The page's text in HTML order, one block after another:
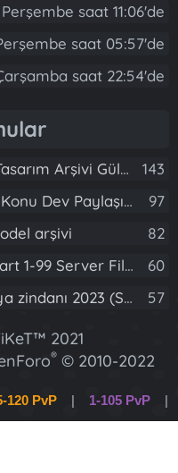
Perşembe saat 11:06'de
saat 05:57'de
saat 22:54'de
Arşivi Güle Güle Kullanın 143
Paylaşım 10 Adet Server Tanıtım İndex 97
arşivi 82
1-99 Server Files 60
(Spring Sanctuary dungeon) 57
2021
® © 2010-2022
- XenGenTr
120 PvP | 1-105 PvP
|